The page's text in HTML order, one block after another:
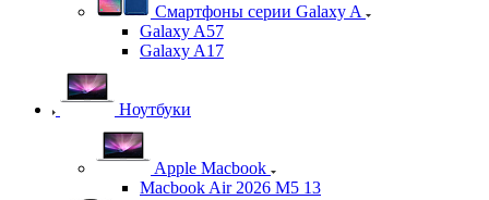
Смартфоны серии Galaxy A
Galaxy A57
Galaxy A17
Ноутбуки
Apple Macbook
Macbook Air 2026 M5 13